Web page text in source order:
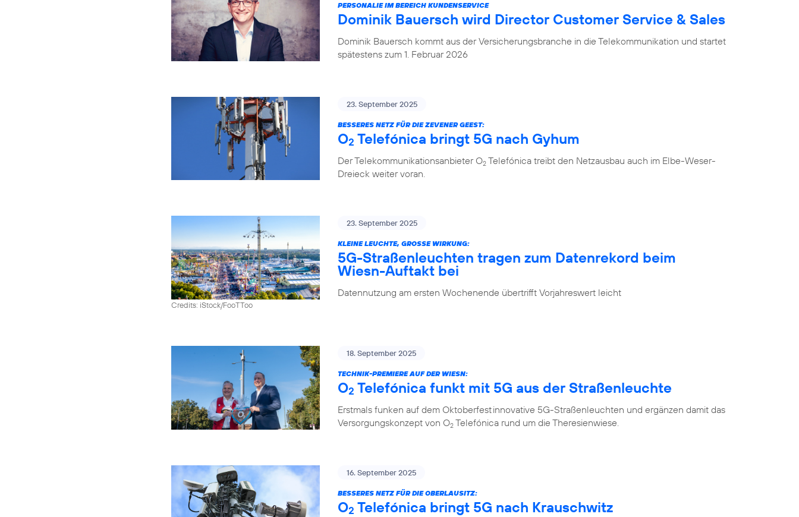
PERSONALIE IM BEREICH KUNDENSERVICE
Dominik Bauersch wird Director Customer Service & Sales
Dominik Bauersch kommt aus der Versicherungsbranche in die Telekommunikation und startet
spätestens zum 1. Februar 2026
23. September 2025
BESSERES NETZ FÜR DIE ZEVENER GEEST:
O2 Telefónica bringt 5G nach Gyhum
Der Telekommunikationsanbieter O2 Telefónica treibt den Netzausbau auch im Elbe-Weser-
Dreieck weiter voran.
Credits: iStock/FooTToo
23. September 2025
KLEINE LEUCHTE, GROSSE WIRKUNG:
5G-Straßenleuchten tragen zum Datenrekord beim
Wiesn-Auftakt bei
Datennutzung am ersten Wochenende übertrifft Vorjahreswert leicht
18. September 2025
TECHNIK-PREMIERE AUF DER WIESN:
O2 Telefónica funkt mit 5G aus der Straßenleuchte
Erstmals funken auf dem Oktoberfest innovative 5G-Straßenleuchten und ergänzen damit das
Versorgungskonzept von O2 Telefónica rund um die Theresienwiese.
16. September 2025
BESSERES NETZ FÜR DIE OBERLAUSITZ:
O2 Telefónica bringt 5G nach Krauschwitz